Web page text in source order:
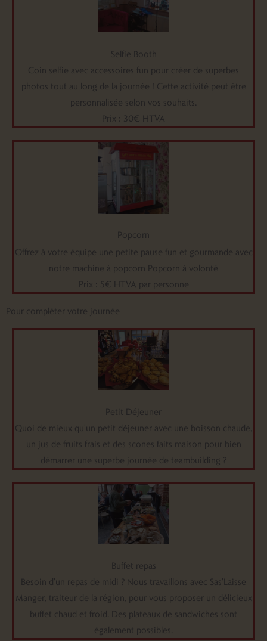
Selfie Booth
Coin selfie avec accessoires fun pour créer de superbes
photos tout au long de la journée ! Cette activité peut être
personnalisée selon vos souhaits.
Prix : 30€ HTVA
Popcorn
Offrez à votre équipe une petite pause fun et gourmande avec
notre machine à popcorn Popcorn à volonté
Prix : 5€ HTVA par personne
Pour compléter votre journée
Petit Déjeuner
Quoi de mieux qu'un petit déjeuner avec une boisson chaude,
un jus de fruits frais et des scones faits maison pour bien
démarrer une superbe journée de teambuilding ?
Buffet repas
Besoin d'un repas de midi ? Nous travaillons avec Sas'Laisse
Manger, traiteur de la région, pour vous proposer un délicieux
buffet chaud et froid. Des plateaux de sandwiches sont
également possibles.